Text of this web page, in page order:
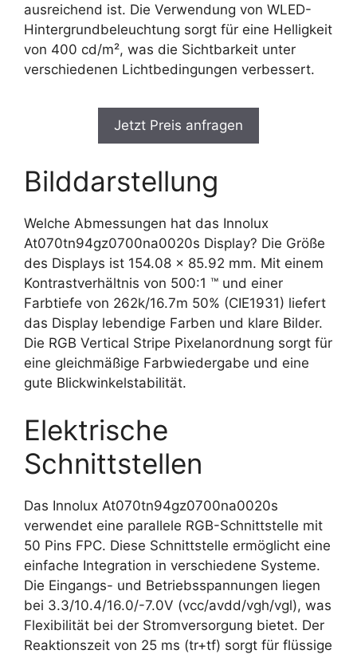
ausreichend ist. Die Verwendung von WLED-
Hintergrundbeleuchtung sorgt für eine Helligkeit
von 400 cd/m², was die Sichtbarkeit unter
verschiedenen Lichtbedingungen verbessert.
Jetzt Preis anfragen
Bilddarstellung
Welche Abmessungen hat das Innolux
At070tn94gz0700na0020s Display? Die Größe
des Displays ist 154.08 x 85.92 mm. Mit einem
Kontrastverhältnis von 500:1 ™ und einer
Farbtiefe von 262k/16.7m 50% (CIE1931) liefert
das Display lebendige Farben und klare Bilder.
Die RGB Vertical Stripe Pixelanordnung sorgt für
eine gleichmäßige Farbwiedergabe und eine
gute Blickwinkelstabilität.
Elektrische
Schnittstellen
Das Innolux At070tn94gz0700na0020s
verwendet eine parallele RGB-Schnittstelle mit
50 Pins FPC. Diese Schnittstelle ermöglicht eine
einfache Integration in verschiedene Systeme.
Die Eingangs- und Betriebsspannungen liegen
bei 3.3/10.4/16.0/-7.0V (vcc/avdd/vgh/vgl), was
Flexibilität bei der Stromversorgung bietet. Der
Reaktionszeit von 25 ms (tr+tf) sorgt für flüssige